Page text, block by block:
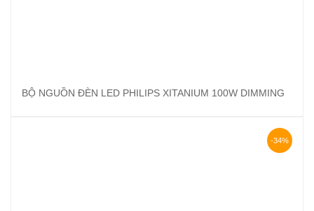
BỘ NGUỒN ĐÈN LED PHILIPS XITANIUM 100W DIMMING
-34%